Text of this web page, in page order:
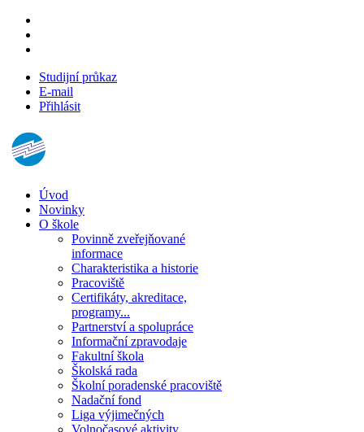
Studijní průkaz
E-mail
Přihlásit
Úvod
Novinky
O škole
Povinně zveřejňované
informace
Charakteristika a historie
Pracoviště
Certifikáty, akreditace,
programy...
Partnerství a spolupráce
Informační zpravodaje
Fakultní škola
Školská rada
Školní poradenské pracoviště
Nadační fond
Liga výjimečných
Volnočasové aktivity